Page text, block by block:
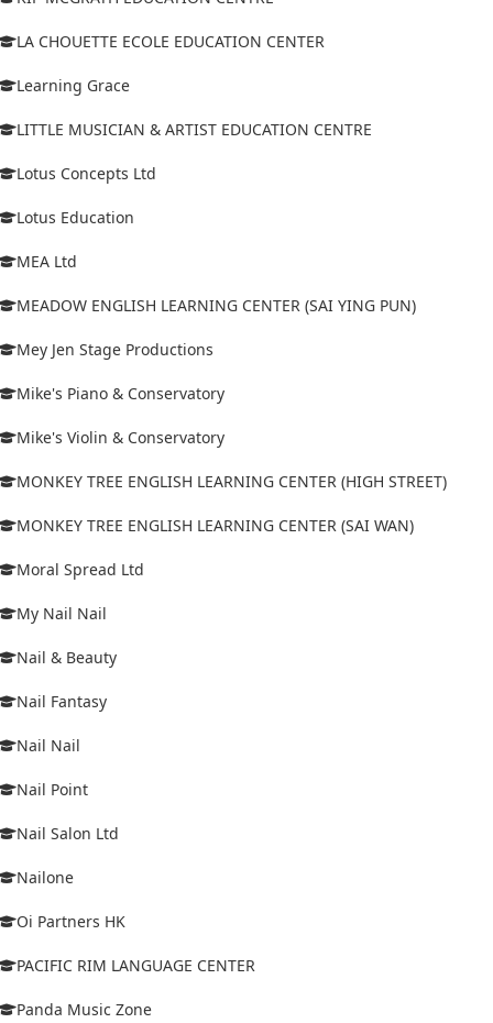
LA CHOUETTE ECOLE EDUCATION CENTER
Learning Grace
LITTLE MUSICIAN & ARTIST EDUCATION CENTRE
Lotus Concepts Ltd
Lotus Education
MEA Ltd
MEADOW ENGLISH LEARNING CENTER (SAI YING PUN)
Mey Jen Stage Productions
Mike's Piano & Conservatory
Mike's Violin & Conservatory
MONKEY TREE ENGLISH LEARNING CENTER (HIGH STREET)
MONKEY TREE ENGLISH LEARNING CENTER (SAI WAN)
Moral Spread Ltd
My Nail Nail
Nail & Beauty
Nail Fantasy
Nail Nail
Nail Point
Nail Salon Ltd
Nailone
Oi Partners HK
PACIFIC RIM LANGUAGE CENTER
Panda Music Zone